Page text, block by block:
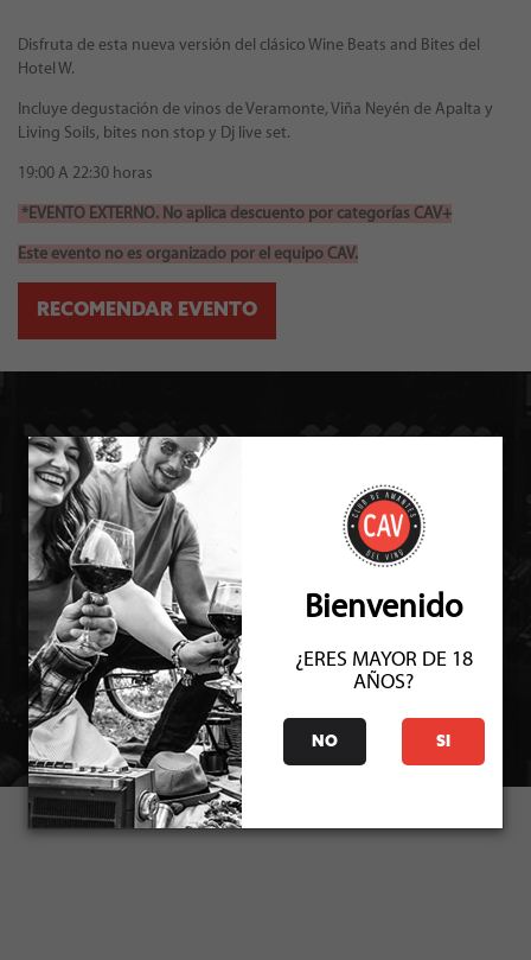
Disfruta de esta nueva versión del clásico Wine Beats and Bites del
Hotel W.
Incluye degustación de vinos de Veramonte, Viña Neyén de Apalta y
Living Soils, bites non stop y Dj live set.
19:00 A 22:30 horas
*EVENTO EXTERNO. No aplica descuento por categorías CAV+
Este evento no es organizado por el equipo CAV.
RECOMENDAR EVENTO
EVENTO NO
DISPONIBLE
ESTE EVENTO YA FUE REALIZADO.
Bienvenido
¿ERES MAYOR DE 18
AÑOS?
NO SI